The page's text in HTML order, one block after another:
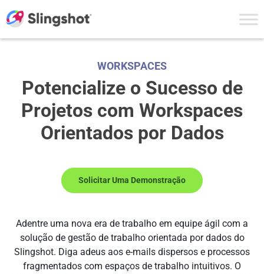
WORKSPACES
Potencialize o Sucesso de
Projetos com Workspaces
Orientados por Dados
Adentre uma nova era de trabalho em equipe ágil com a
solução de gestão de trabalho orientada por dados do
Slingshot. Diga adeus aos e-mails dispersos e processos
fragmentados com espaços de trabalho intuitivos. O
Solicitar Uma Demonstração